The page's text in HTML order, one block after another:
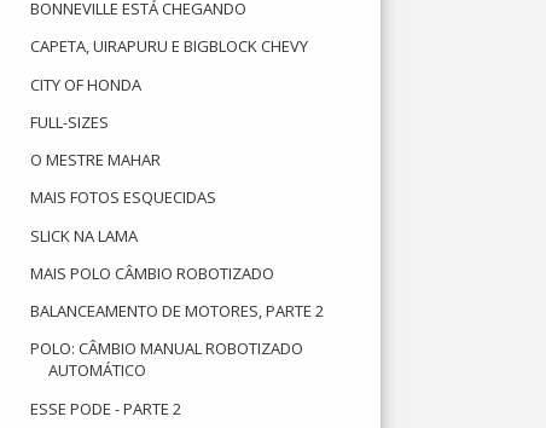
BONNEVILLE ESTÁ CHEGANDO
CAPETA, UIRAPURU E BIGBLOCK CHEVY
CITY OF HONDA
FULL-SIZES
O MESTRE MAHAR
MAIS FOTOS ESQUECIDAS
SLICK NA LAMA
MAIS POLO CÂMBIO ROBOTIZADO
BALANCEAMENTO DE MOTORES, PARTE 2
POLO: CÂMBIO MANUAL ROBOTIZADO
AUTOMÁTICO
ESSE PODE - PARTE 2